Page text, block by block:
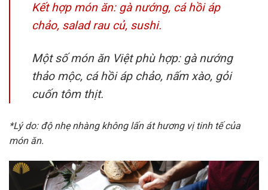
Kết hợp món ăn: gà nướng, cá hồi áp
chảo, salad rau củ, sushi.
Một số món ăn Việt phù hợp: gà nướng
thảo mộc, cá hồi áp chảo, nấm xào, gỏi
cuốn tôm thịt.
*Lý do: độ nhẹ nhàng không lấn át hương vị tinh tế của
món ăn.